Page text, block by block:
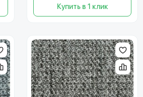
Купить в 1 клик